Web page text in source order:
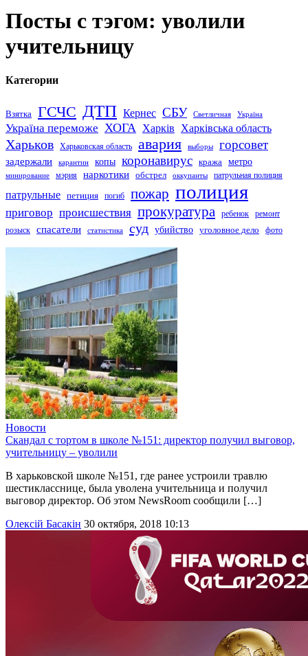
Посты с тэгом: уволили
учительницу
Категории
Взятка ГСЧС ДТП Кернес СБУ Светличная Україна
Україна переможе ХОГА Харків Харківська область
Харьков Харьковская область авария выборы горсовет
задержали карантин копы коронавирус кража метро
минирование мэрия наркотики обстрел оккупанты патрульная полиция
патрульные петиция погиб пожар полиция
приговор происшествия прокуратура ребенок
ремонт
розыск
спасатели статистика суд убийство уголовное дело фото
Новости
Скандал с тортом в школе №151: директор получил выговор,
учительницу – уволили
В харьковской школе №151, где ранее устроили травлю
шестикласснице, была уволена учительница и получил
выговор директор. Об этом NewsRoom сообщили […]
Олексій Басакін 30 октября, 2018 10:13